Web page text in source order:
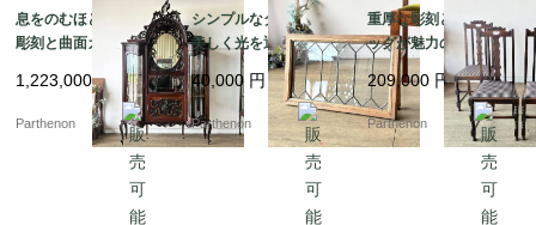
これからも永く安心してお使いいただけるよう、構造の締め
直しなど細部までしっかりとメンテナンスを完了しておりま
す。ご自宅のリビングや店舗の特別な什器として、空間の格
を高めてくれる一生ものの逸品です。
息をのむほどの繊細な
彫刻と曲面ガラスが美
しいマホガニー製シフ
ォニア。華やかな存在
感を放つミラー付きキ
ャビネット【k182】
1,223,000円
Parthenon
シンプルなダイヤ柄が
美しく光を通すステン
ドグラス。施工や飾り
に便利な木製フレーム
付き。【51625-1】
40,000 円
Parthenon
重厚な彫刻とボビンレ
ッグが魅力のオーク製
ダイニングチェア4脚セ
ット。張り替え済みで
快適な座り心地。【c3
25】
209,000 円
Parthenon